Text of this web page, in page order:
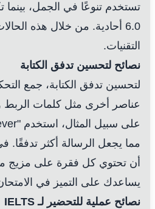
6.0 أحادية. من خلال هذه
التقنيات.
نصائح لتحسين تدفق الكتابة
لتحسين تدفق الكتابة، جمع
عناصر أخرى مثل كلمات الربط
مما يجعل الرسالة أكثر
أن تحتوي كل فقرة على مزيج
يساعدك على التميز في
نصائح عملية للتحضير لـ IELTS